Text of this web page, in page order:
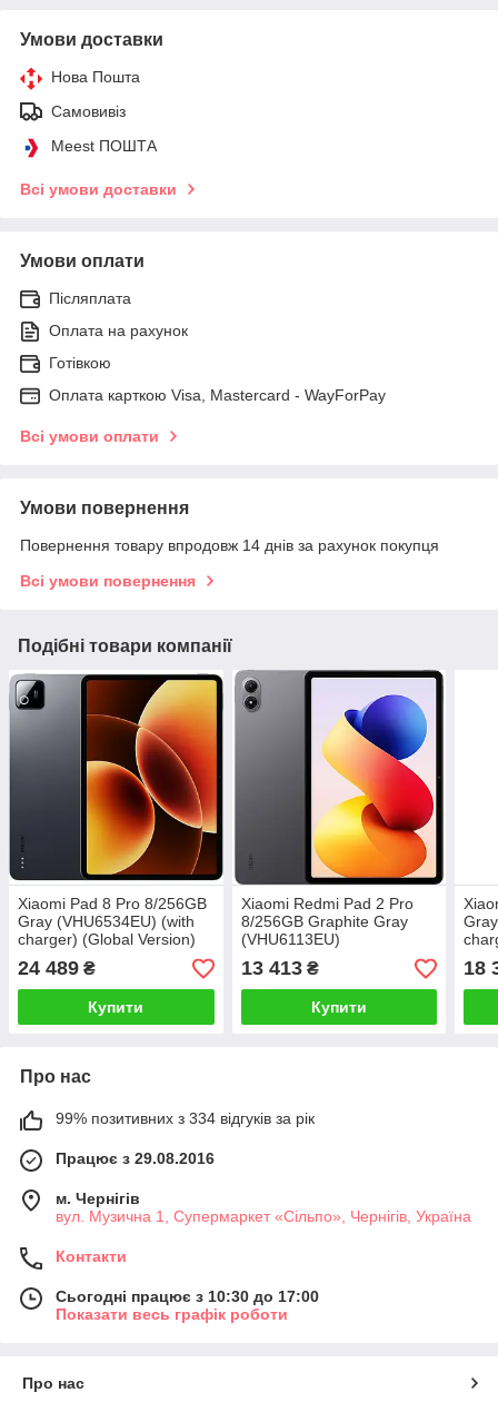
Умови доставки
Нова Пошта
Самовивіз
Meest ПОШТА
Всі умови доставки
Умови оплати
Післяплата
Оплата на рахунок
Готівкою
Оплата карткою Visa, Mastercard - WayForPay
Всі умови оплати
Умови повернення
Повернення товару впродовж 14 днів за рахунок покупця
Всі умови повернення
Подібні товари компанії
Xiaomi Pad 8 Pro 8/256GB
Gray (VHU6534EU) (with
charger) (Global Version)
24 489 ₴
Купити
Xiaomi Redmi Pad 2 Pro
8/256GB Graphite Gray
(VHU6113EU)
13 413₴
Купити
18
Про нас
99% позитивних з 334 відгуків за рік
Працює з 29.08.2016
м. Чернігів
вул. Музична 1, Супермаркет «Сільпо», Чернігів, Україна
Контакти
Сьогодні працює з 10:30 до 17:00
Показати весь графік роботи
Про нас